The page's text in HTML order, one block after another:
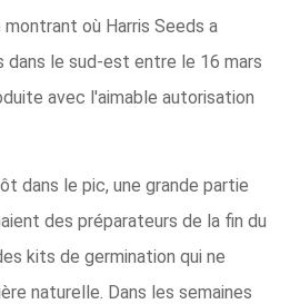
où Harris Seeds a
dans le sud-est entre le 16 mars
avec l'aimable autorisation
dans le pic, une grande partie
des préparateurs de la fin du
kits de germination qui ne
naturelle. Dans les semaines